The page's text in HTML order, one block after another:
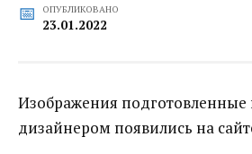
ОПУБЛИКОВАНО
23.01.2022
Изображения
дизайнером появились на